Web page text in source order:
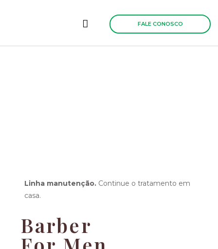
FALE CONOSCO
Linha manutenção. Continue o tratamento em
casa.
Barber